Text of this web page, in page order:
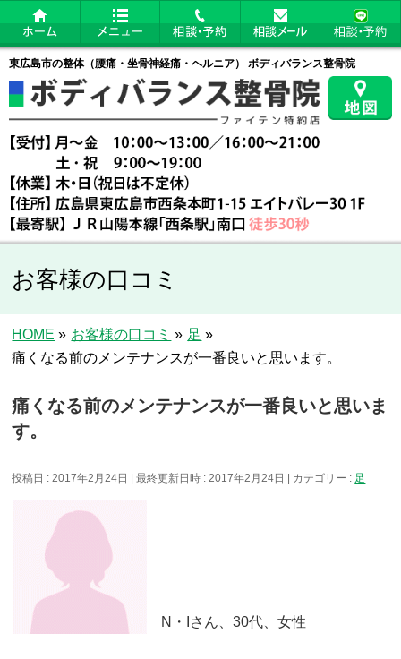
東広島市の整体（腰痛・坐骨神経痛・ヘルニア） ボディバランス整骨院
お客様の口コミ
HOME » お客様の口コミ » 足 »
痛くなる前のメンテナンスが一番良いと思います。
痛くなる前のメンテナンスが一番良いと思いま
す。
投稿日 : 2017年2月24日 最終更新日時 : 2017年2月24日 カテゴリー : 足
N・Iさん、30代、女性